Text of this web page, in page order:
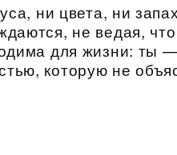
ни цвета, ни
не ведая,
для жизни: ты
которую не